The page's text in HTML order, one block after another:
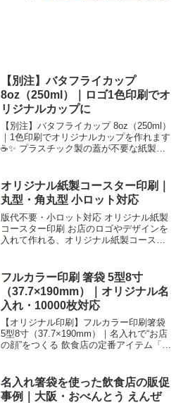
【別注】バタフライカップ
8oz（250ml）｜ロゴ1色印刷でオ
リジナルカップに
【別注】バタフライカップ 8oz（250ml）
｜1色印刷でオリジナルカップを作れます
☕✨ プラスチック製の蓋が不要な紙製バ
ブラックカップは、高級感の演出にもお
すすめ...
オリジナル紙製コースター印刷｜
丸型・角丸型 小ロット対応
版代不要・小ロット対応 オリジナル紙製
コースター印刷 お店のロゴやデザインを
入れて作れる、オリジナル紙製コースタ
飲食店・イベント・ノベルティにおすす
めです。 お問い...
フルカラー印刷 箸袋 5型8寸
（37.7×190mm）｜オリジナル名
入れ・10000枚対応
【オリジナル印刷】フルカラー印刷箸袋
5型8寸（37.7×190mm）｜名入れで“お店
の顔”をつくる 飲食店の定番アイテム「箸
取った瞬間に店名・世界観が伝わりま
す。 ※...
名入れ箸袋を使った飲食店の販促
事例｜大阪・おべんとう えんぜ